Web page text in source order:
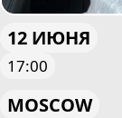
12 ИЮНЯ
17:00
MOSCOW